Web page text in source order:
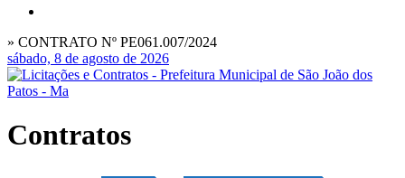
» CONTRATO Nº PE061.007/2024
sábado, 8 de agosto de 2026
Contratos